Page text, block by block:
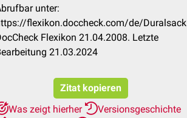
unter:
flexikon.doccheck.com/de/Duralsack
Flexikon 21.04.2008. Letzte
21.03.2024
Zitat kopieren
Was zeigt hierher
Versionsgeschichte